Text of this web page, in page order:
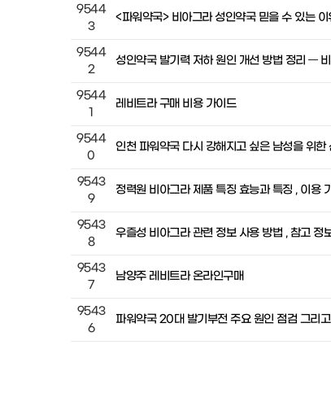
9544
3
<파워약국> 비아그라 성인약국 믿을 수 있는 이
9544
2
성인약국 발기력 저하 원인 개선 방법 정리 —
9544
1
레비트라 구매 비용 가이드
9544
0
인천 파워약국 다시 강해지고 싶은 남성을 위
9543
9
정력원 비아그라 제품 특징 효능과 특징 , 이용
9543
8
우즐성 비아그라 관련 정보 사용 방법 , 참고 정
9543
7
남양주 레비트라 온라인구매
9543
6
파워약국 20대 발기부전 주요 원인 점검 그리